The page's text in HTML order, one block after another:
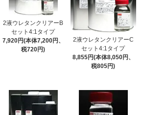
2液ウレタンクリアーB
セット4:1タイプ
7,920円(本体7,200円、
税720円)
2液ウレタンクリアーC
セット4:1タイプ
8,855円(本体8,050円、
税805円)